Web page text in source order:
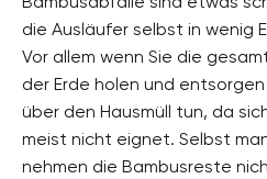
die Ausläufer selbst in wenig
Vor allem wenn Sie die
der Erde holen und
über den Hausmüll tun, da
meist nicht eignet. Selbst
nehmen die Bambusreste